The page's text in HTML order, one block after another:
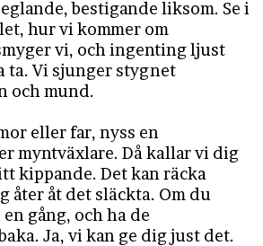
bestigande liksom. Se i
hur vi kommer om
vi, och ingenting ljust
ta. Vi sjunger stygnet
och mund.
eller far, nyss en
myntväxlare. Då kallar vi dig
kippande. Det kan räcka
åter åt det släckta. Om du
gång, och ha de
Ja, vi kan ge dig just det.